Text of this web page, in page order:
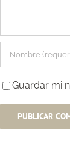
Guardar mi